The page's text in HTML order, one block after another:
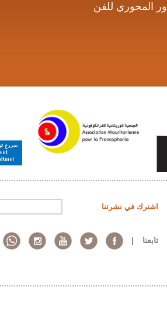
المحوري للفن
اشترك في نشرتنا
تابعنا